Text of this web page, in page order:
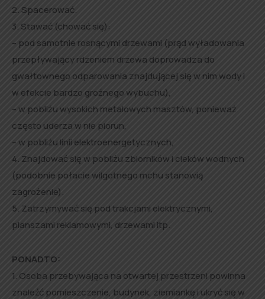
2. Spacerować.
3. Stawać (chować się):
– pod samotnie rosnącymi drzewami (prąd wyładowania
przepływający rdzeniem drzewa doprowadza do
gwałtownego odparowania znajdującej się w nim wody i
w efekcie bardzo groźnego wybuchu),
– w pobliżu wysokich metalowych masztów, ponieważ
często uderza w nie piorun,
– w pobliżu linii elektroenergetycznych,
4. Znajdować się w pobliżu zbiorników i cieków wodnych
(podobnie połacie wilgotnego mchu stanowią
zagrożenie).
5. Zatrzymywać się pod trakcjami elektrycznymi,
planszami reklamowymi, drzewami itp.
PONADTO:
1. Osoba przebywająca na otwartej przestrzeni powinna
znaleźć pomieszczenie, budynek, ziemiankę i ukryć się w